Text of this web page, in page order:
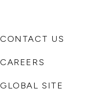
CYBER SECURITY
CONTACT US
CAREERS
GLOBAL SITE